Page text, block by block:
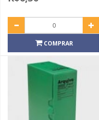
COMPRAR